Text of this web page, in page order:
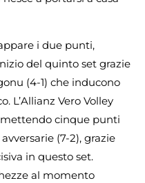
i due punti,
del quinto set grazie
(4-1) che inducono
L’Allianz Vero Volley
cinque punti
(7-2), grazie
in questo set.
al momento